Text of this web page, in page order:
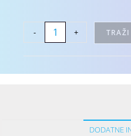
- +
DODATNE